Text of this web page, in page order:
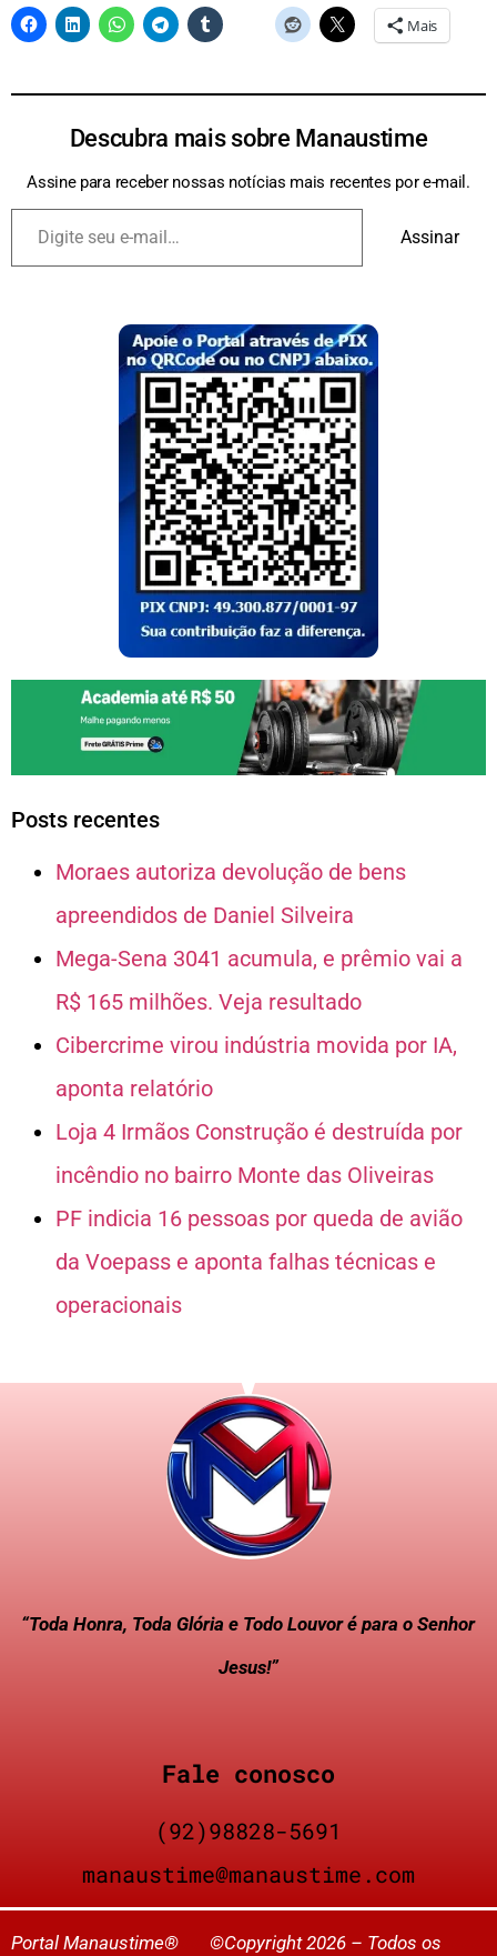
Mais
Descubra mais sobre Manaustime
Assine para receber nossas notícias mais recentes por e-mail.
Assinar
Posts recentes
Moraes autoriza devolução de bens
apreendidos de Daniel Silveira
Mega-Sena 3041 acumula, e prêmio vai a
R$ 165 milhões. Veja resultado
Cibercrime virou indústria movida por IA,
aponta relatório
Loja 4 Irmãos Construção é destruída por
incêndio no bairro Monte das Oliveiras
PF indicia 16 pessoas por queda de avião
da Voepass e aponta falhas técnicas e
operacionais
“Toda Honra, Toda Glória e Todo Louvor é para o Senhor
Jesus!”
Fale conosco
(92)98828-5691
manaustime@manaustime.com
Portal Manaustime® ©Copyright 2026 – Todos os